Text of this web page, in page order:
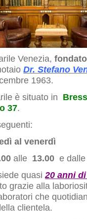
Venezia,
Dr. Stefano
1963.
è situato in
37.
al venerdì
alle 13.00e dalle
quasi20 anni
grazie alla
che
clientela.